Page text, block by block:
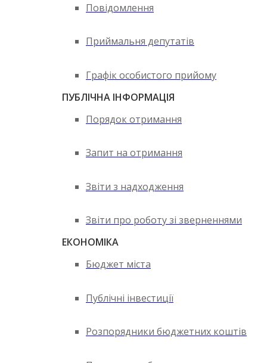
Повідомлення
Приймальня депутатів
Графік особистого прийому
ПУБЛІЧНА ІНФОРМАЦІЯ
Порядок отримання
Запит на отримання
Звіти з надходження
Звіти про роботу зі зверненнями
ЕКОНОМІКА
Бюджет міста
Публічні інвестиції
Розпорядники бюджетних коштів